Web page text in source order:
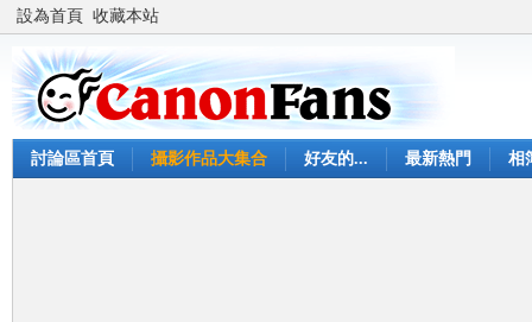
設為首頁 收藏本站
討論區首頁 攝影作品大集合 好友的... 最新熱門 相